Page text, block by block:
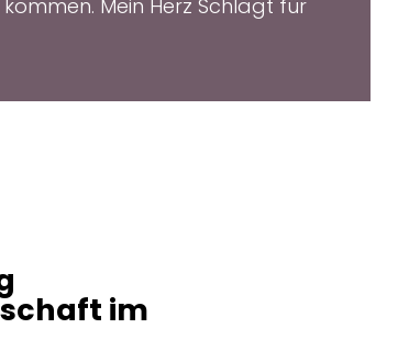
Mein Herz Schlägt für
im